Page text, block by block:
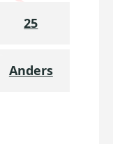
25
Anders